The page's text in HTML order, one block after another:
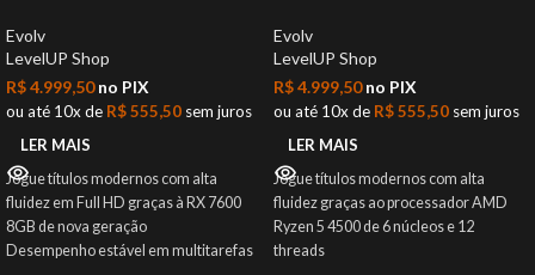
Evolv
LevelUP Shop
R$4.999,50no PIX
ou até 10x de R$555,50 sem juros
LER MAIS
Jogue títulos modernos com alta
fluidez em Full HD graças à RX 7600
8GB de nova geração
Desempenho estável em multitarefas
Evolv
LevelUP Shop
R$4.999,50no PIX
ou até 10x de R$555,50 sem juros
LER MAIS
Jogue títulos modernos com alta
fluidez graças ao processador AMD
Ryzen 5 4500 de 6 núcleos e 12
threads